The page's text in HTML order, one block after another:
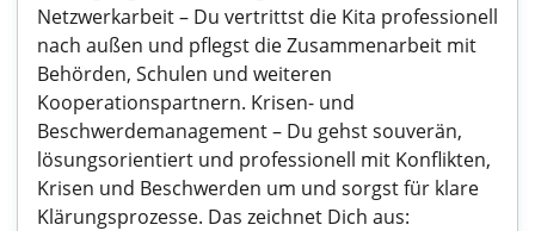
Netzwerkarbeit – Du vertrittst die Kita professionell
nach außen und pflegst die Zusammenarbeit mit
Behörden, Schulen und weiteren
Kooperationspartnern. Krisen- und
Beschwerdemanagement – Du gehst souverän,
lösungsorientiert und professionell mit Konflikten,
Krisen und Beschwerden um und sorgst für klare
Klärungsprozesse. Das zeichnet Dich aus: